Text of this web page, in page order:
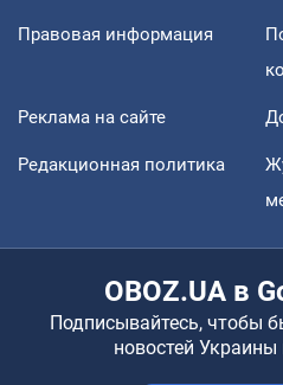
Правовая информация
Реклама на сайте
Редакционная политика
OBOZ.UA в
Подписывайтесь, чтобы
новостей